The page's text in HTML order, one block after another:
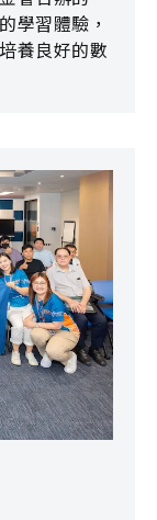
學習體驗，
養良好的數